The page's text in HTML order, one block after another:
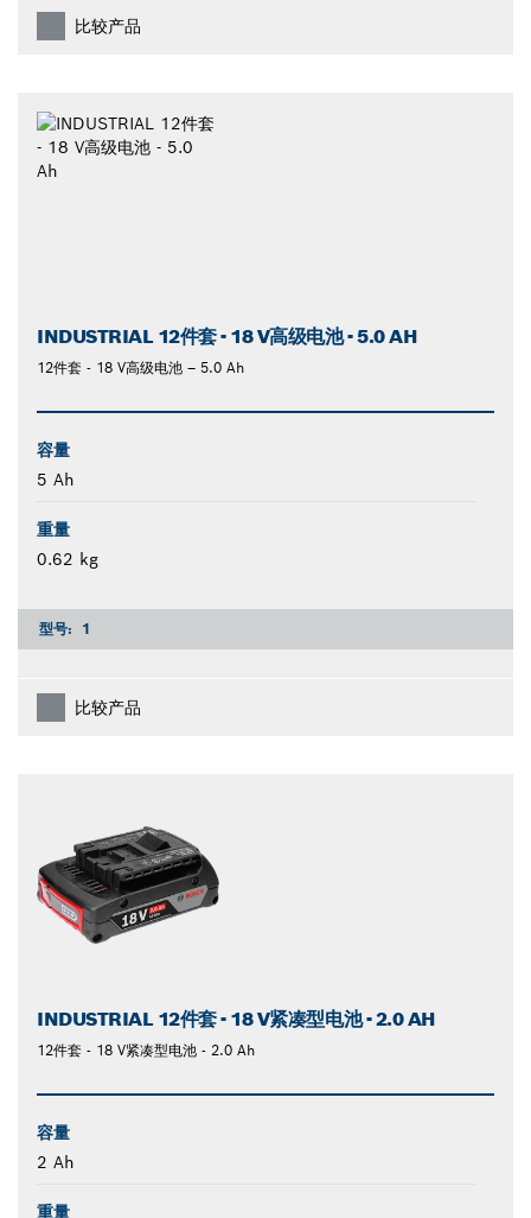
比较产品
INDUSTRIAL 12件套 - 18 V高级电池 - 5.0 AH
12件套 - 18 V高级电池 – 5.0 Ah
容量
5 Ah
重量
0.62 kg
型号: 1
比较产品
INDUSTRIAL 12件套 - 18 V紧凑型电池 - 2.0 AH
12件套 - 18 V紧凑型电池 - 2.0 Ah
容量
2 Ah
重量